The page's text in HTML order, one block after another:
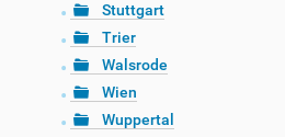
Stuttgart
Trier
Walsrode
Wien
Wuppertal